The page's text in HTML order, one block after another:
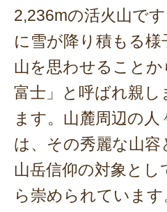
2,236mの活火山で
に雪が降り積もる様
山を思わせることか
富士」と呼ばれ親し
ます。山麓周辺の人
は、その秀麗な山容
山岳信仰の対象とし
ら崇められています